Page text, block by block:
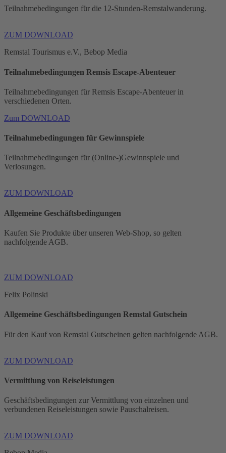
Teilnahmebedingungen für die 12-Stunden-Remstalwanderung.
ZUM DOWNLOAD
Remstal Tourismus e.V., Bebop Media
Teilnahmebedingungen Remsis Escape-Abenteuer
Teilnahmebedingungen für Remsis Escape-Abenteuer in
verschiedenen Orten.
Zum DOWNLOAD
Teilnahmebedingungen für Gewinnspiele
Teilnahmebedingungen für (Online-)Gewinnspiele und
Verlosungen.
ZUM DOWNLOAD
Allgemeine Geschäftsbedingungen
Kaufen Sie Produkte über unseren Web-Shop, so gelten
nachfolgende AGB.
ZUM DOWNLOAD
Felix Polinski
Allgemeine Geschäftsbedingungen Remstal Gutschein
Für den Kauf von Remstal Gutscheinen gelten nachfolgende AGB.
ZUM DOWNLOAD
Vermittlung von Reiseleistungen
Geschäftsbedingungen zur Vermittlung von einzelnen und
verbundenen Reiseleistungen sowie Pauschalreisen.
ZUM DOWNLOAD